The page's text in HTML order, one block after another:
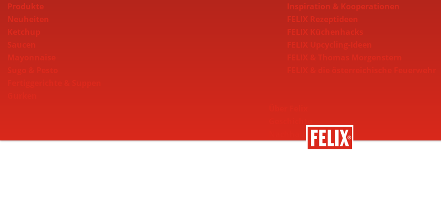
Produkte
Neuheiten
Ketchup
Saucen
Inspiration & Kooperationen
FELIX Rezeptideen
FELIX Küchenhacks
FELIX Upcycling-Ideen
Nachhaltigkeit